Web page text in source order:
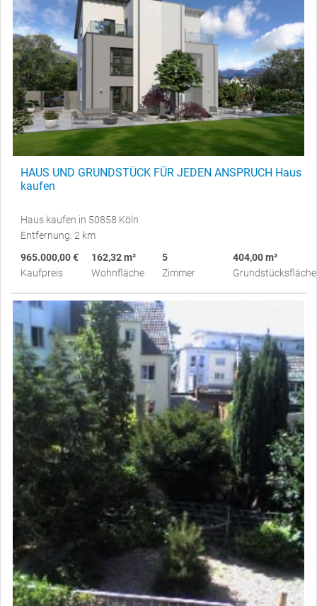
HAUS UND GRUNDSTÜCK FÜR JEDEN ANSPRUCH Haus
kaufen
Haus kaufen in 50858 Köln
Entfernung: 2 km
965.000,00 €
Kaufpreis
162,32 m²
Wohnfläche
5
Zimmer
404,00 m²
Grundstücksfläche